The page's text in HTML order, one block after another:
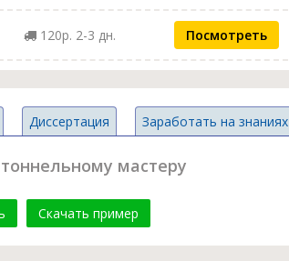
120р. 2-3 дн. Посмотреть
Диссертация Заработать на знаниях
мастеру
Скачать пример